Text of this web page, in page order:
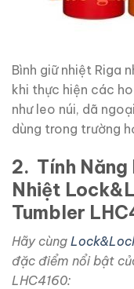
Bình giữ nhiệt Riga
khi thực hiện các
như leo núi, dã
dùng trong trường
2. Tính Năng
Nhiệt
Tumbler
Hãy cùng
đặc điểm nổi bật
LHC4160: